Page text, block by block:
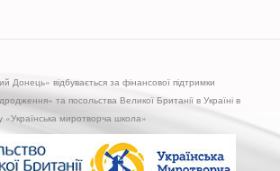
Донець» відбувається за фінансової підтримки
та посольства Великої Британії в Україні в
«Українська миротворча школа»